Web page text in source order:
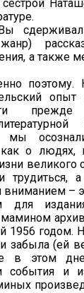
жанр)
а также
поэтому.
опыт
как о
великого
трудиться,
вниманием –
1956 годом.
забыла (ей
в этом
события и